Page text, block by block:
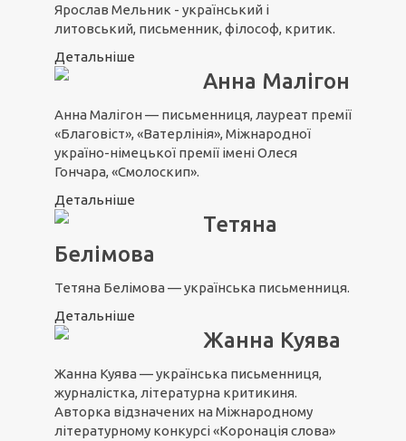
Ярослав Мельник - український і
литовський, письменник, філософ, критик.
Детальніше
Анна Малігон
Анна Малігон — письменниця, лауреат премії
«Благовіст», «Ватерлінія», Міжнародної
україно-німецької премії імені Олеся
Гончара, «Смолоскип».
Детальніше
Тетяна
Белімова
Тетяна Белімова — українська письменниця.
Детальніше
Жанна Куява
Жанна Куява — українська письменниця,
журналістка, літературна критикиня.
Авторка відзначених на Міжнародному
літературному конкурсі «Коронація слова»